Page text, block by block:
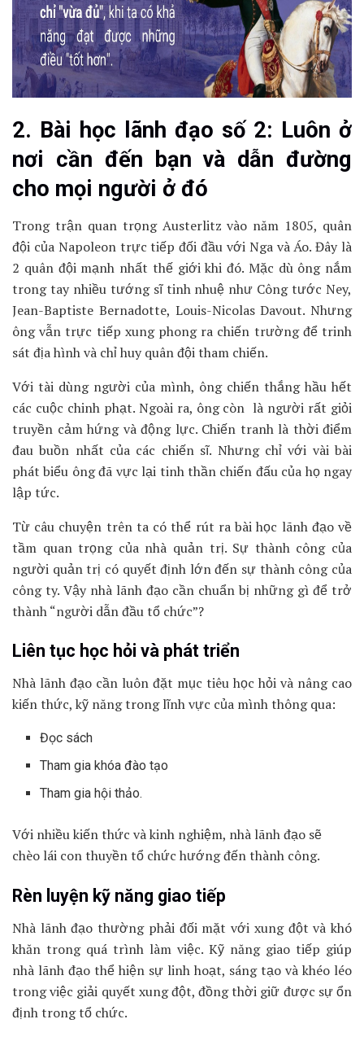
2. Bài học lãnh đạo số 2: Luôn ở
nơi cần đến bạn và dẫn đường
cho mọi người ở đó
Trong trận quan trọng Austerlitz vào năm 1805, quân
đội của Napoleon trực tiếp đối đầu với Nga và Áo. Đây là
2 quân đội mạnh nhất thế giới khi đó. Mặc dù ông nắm
trong tay nhiều tướng sĩ tinh nhuệ như Công tước Ney,
Jean-Baptiste Bernadotte, Louis-Nicolas Davout. Nhưng
ông vẫn trực tiếp xung phong ra chiến trường để trinh
sát địa hình và chỉ huy quân đội tham chiến.
Với tài dùng người của mình, ông chiến thắng hầu hết
các cuộc chinh phạt. Ngoài ra, ông còn là người rất giỏi
truyền cảm hứng và động lực. Chiến tranh là thời điểm
đau buồn nhất của các chiến sĩ. Nhưng chỉ với vài bài
phát biểu ông đã vực lại tinh thần chiến đấu của họ ngay
lập tức.
Từ câu chuyện trên ta có thể rút ra bài học lãnh đạo về
tầm quan trọng của nhà quản trị. Sự thành công của
người quản trị có quyết định lớn đến sự thành công của
công ty. Vậy nhà lãnh đạo cần chuẩn bị những gì để trở
thành “người dẫn đầu tổ chức”?
Liên tục học hỏi và phát triển
Nhà lãnh đạo cần luôn đặt mục tiêu học hỏi và nâng cao
kiến thức, kỹ năng trong lĩnh vực của mình thông qua:
Đọc sách
Tham gia khóa đào tạo
Tham gia hội thảo.
Với nhiều kiến thức và kinh nghiệm, nhà lãnh đạo sẽ
chèo lái con thuyền tổ chức hướng đến thành công.
Rèn luyện kỹ năng giao tiếp
Nhà lãnh đạo thường phải đối mặt với xung đột và khó
khăn trong quá trình làm việc. Kỹ năng giao tiếp giúp
nhà lãnh đạo thể hiện sự linh hoạt, sáng tạo và khéo léo
trong việc giải quyết xung đột, đồng thời giữ được sự ổn
định trong tổ chức.